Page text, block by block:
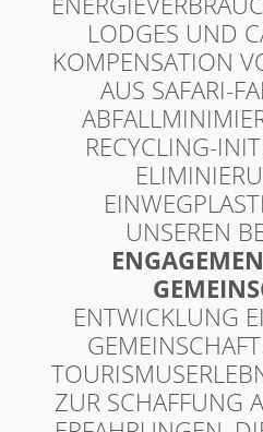
ODGES UND
OMPENSATION
US SAFARI-
RECYCLING-
UNSEREN
ENTWICKLUNG
ZUR SCHAFFUNG